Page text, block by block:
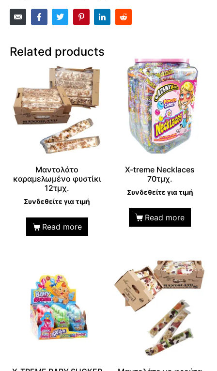
Related products
Μαντολάτο
καραμελωμένο φυστίκι
12τμχ.
Συνδεθείτε για τιμή
Read more
X-treme Necklaces
70τμχ.
Συνδεθείτε για τιμή
Read more